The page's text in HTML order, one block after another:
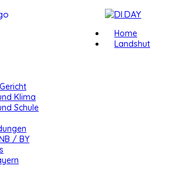
Home
Landshut
Klima
Schule
/ BY